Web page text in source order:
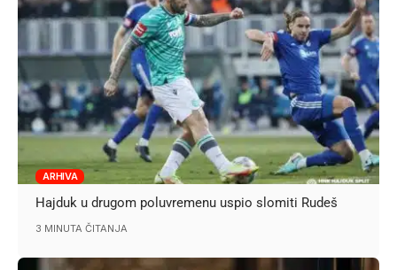
ARHIVA
Hajduk u drugom poluvremenu uspio slomiti Rudeš
3 MINUTA ČITANJA